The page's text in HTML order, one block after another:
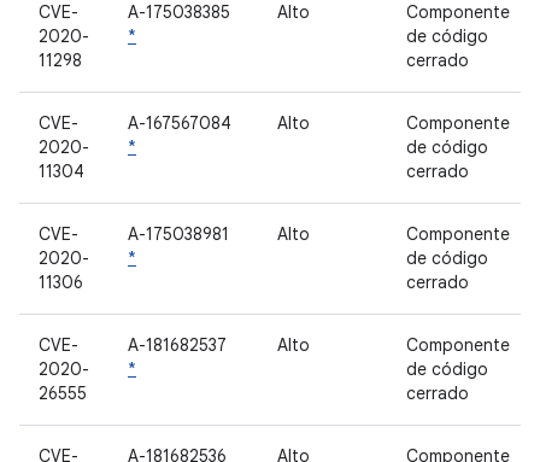
CVE-
2020-
11298
A-175038385
*
Alto
Componente
de código
cerrado
CVE-
2020-
11304
A-167567084
*
Alto
Componente
de código
cerrado
CVE-
2020-
11306
A-175038981
*
Alto
Componente
de código
cerrado
CVE-
2020-
26555
A-181682537
*
Alto
Componente
de código
cerrado
CVE- A-181682536 Alto Componente